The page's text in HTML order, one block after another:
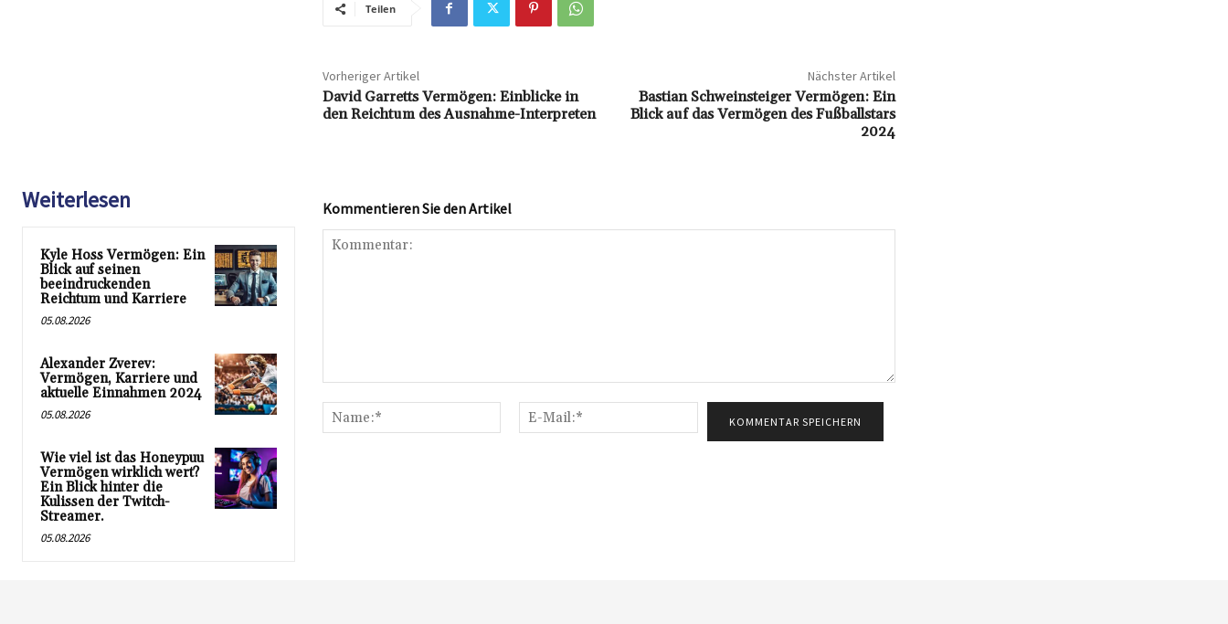
Teilen
Vorheriger Artikel
David Garretts Vermögen: Einblicke in
den Reichtum des Ausnahme-Interpreten
Nächster Artikel
Bastian Schweinsteiger Vermögen: Ein
Blick auf das Vermögen des Fußballstars
2024
Weiterlesen
Kyle Hoss Vermögen: Ein
Blick auf seinen
beeindruckenden
Reichtum und Karriere
05.08.2026
Alexander Zverev:
Vermögen, Karriere und
aktuelle Einnahmen 2024
05.08.2026
Wie viel ist das Honeypuu
Vermögen wirklich wert?
Ein Blick hinter die
Kulissen der Twitch-
Streamer.
05.08.2026
Kommentieren Sie den Artikel
Name:*
Mail:*